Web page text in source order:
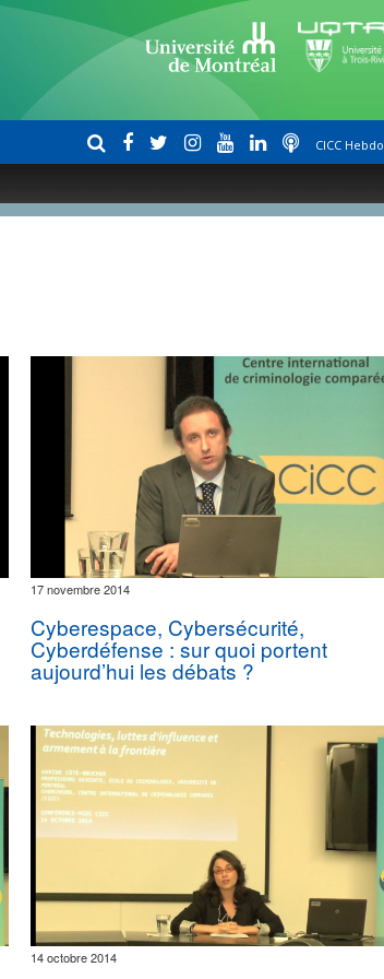
CICC Hebdo
17 novembre 2014
Cyberespace, Cybersécurité,
Cyberdéfense : sur quoi portent
aujourd’hui les débats ?
14 octobre 2014